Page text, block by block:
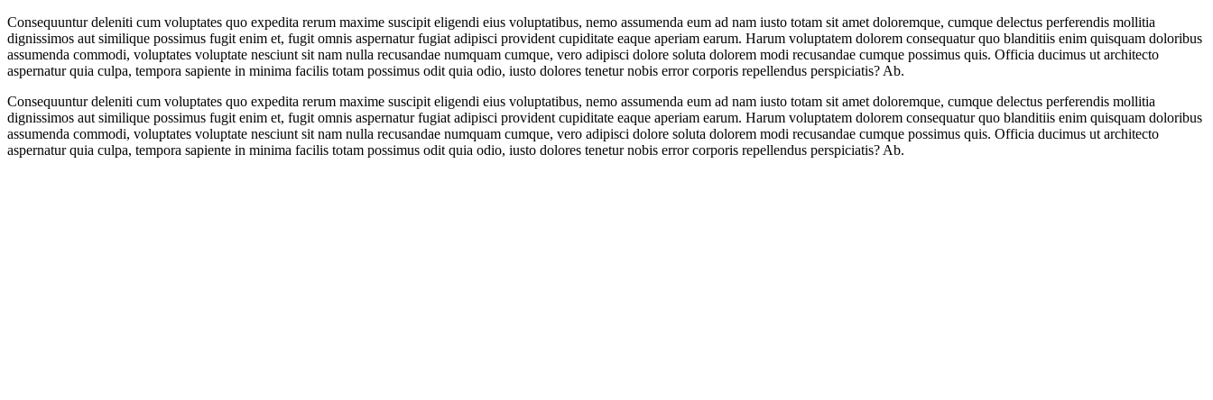
Consequuntur deleniti cum voluptates quo expedita rerum maxime suscipit eligendi eius voluptatibus, nemo assumenda eum ad nam iusto totam sit amet doloremque, cumque delectus perferendis mollitia
dignissimos aut similique possimus fugit enim et, fugit omnis aspernatur fugiat adipisci provident cupiditate eaque aperiam earum. Harum voluptatem dolorem consequatur quo blanditiis enim quisquam doloribus
assumenda commodi, voluptates voluptate nesciunt sit nam nulla recusandae numquam cumque, vero adipisci dolore soluta dolorem modi recusandae cumque possimus quis. Officia ducimus ut architecto
aspernatur quia culpa, tempora sapiente in minima facilis totam possimus odit quia odio, iusto dolores tenetur nobis error corporis repellendus perspiciatis? Ab.
Consequuntur deleniti cum voluptates quo expedita rerum maxime suscipit eligendi eius voluptatibus, nemo assumenda eum ad nam iusto totam sit amet doloremque, cumque delectus perferendis mollitia
dignissimos aut similique possimus fugit enim et, fugit omnis aspernatur fugiat adipisci provident cupiditate eaque aperiam earum. Harum voluptatem dolorem consequatur quo blanditiis enim quisquam doloribus
assumenda commodi, voluptates voluptate nesciunt sit nam nulla recusandae numquam cumque, vero adipisci dolore soluta dolorem modi recusandae cumque possimus quis. Officia ducimus ut architecto
aspernatur quia culpa, tempora sapiente in minima facilis totam possimus odit quia odio, iusto dolores tenetur nobis error corporis repellendus perspiciatis? Ab.